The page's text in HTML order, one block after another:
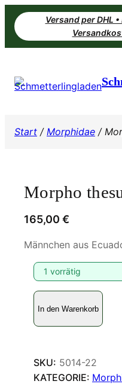
Zum
Inhalt
springen
Versand per DHL
Start / Morphidae /
Morpho
165,00 €
Männchen aus
1 vorrätig
M
o
r
h
o
In den Warenkorb
SKU: 5014-22
KATEGORIE: